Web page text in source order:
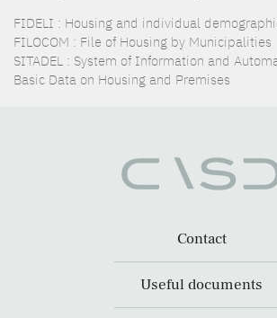
FIDELI : Housing and individual
FILOCOM : File of Housing by Municipalities
SITADEL : System of Information and
Basic Data on Housing and Premises
Contact
Useful documents